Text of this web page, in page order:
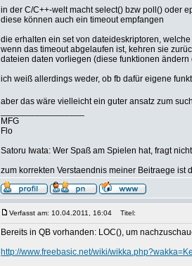
in der C/C++-welt macht select() bzw poll() oder
diese können auch ein timeout empfangen
die erhalten ein set von dateideskriptoren,
wenn das timeout abgelaufen ist, kehren sie
dateien daten vorliegen (diese funktionen
ich weiß allerdings weder, ob fb dafür eigene
aber das wäre vielleicht ein guter ansatz zum
MFG
Flo
Satoru Iwata: Wer Spaß am Spielen hat, fragt
zum korrekten Verstaendnis meiner Beitraege
Verfasst am: 10.04.2011, 16:04 Titel:
Bereits in QB vorhanden: LOC(), um
http://www.freebasic.net/wiki/